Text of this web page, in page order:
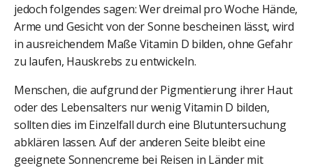
jedoch folgendes sagen: Wer dreimal pro Woche Hände,
Arme und Gesicht von der Sonne bescheinen lässt, wird
in ausreichendem Maße Vitamin D bilden, ohne Gefahr
zu laufen, Hauskrebs zu entwickeln.
Menschen, die aufgrund der Pigmentierung ihrer Haut
oder des Lebensalters nur wenig Vitamin D bilden,
sollten dies im Einzelfall durch eine Blutuntersuchung
abklären lassen. Auf der anderen Seite bleibt eine
geeignete Sonnencreme bei Reisen in Länder mit